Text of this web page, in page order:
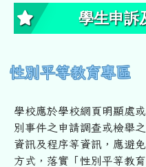
學生申訴
性別平等教育專區
學校應於學校網頁明顯處
別事件之申請調查或檢舉
資訊及程序等資訊， 應避
方式，落實「性別平等教育